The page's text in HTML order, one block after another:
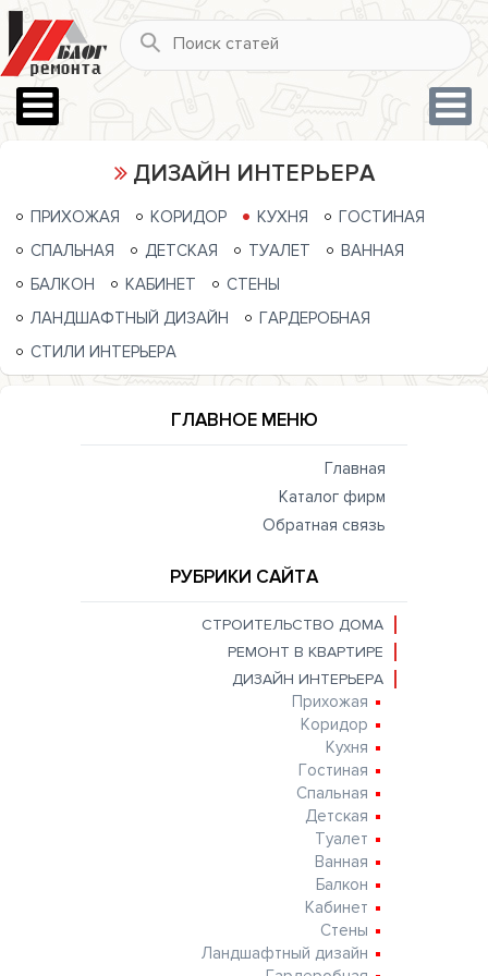
ДИЗАЙН ИНТЕРЬЕРА
ПРИХОЖАЯ КОРИДОР КУХНЯ
ГОСТИНАЯ
СПАЛЬНАЯ
ДЕТСКАЯ ТУАЛЕТ
ВАННАЯ
БАЛКОН
КАБИНЕТ
СТЕНЫ
ЛАНДШАФТНЫЙ ДИЗАЙН
ГАРДЕРОБНАЯ
СТИЛИ ИНТЕРЬЕРА
ГЛАВНОЕ МЕНЮ
Главная
Каталог фирм
Обратная связь
РУБРИКИ САЙТА
СТРОИТЕЛЬСТВО ДОМА
РЕМОНТ В КВАРТИРЕ
ДИЗАЙН ИНТЕРЬЕРА
Прихожая
Коридор
Кухня
Гостиная
Спальная
Детская
Туалет
Ванная
Балкон
Кабинет
Стены
Ландшафтный дизайн